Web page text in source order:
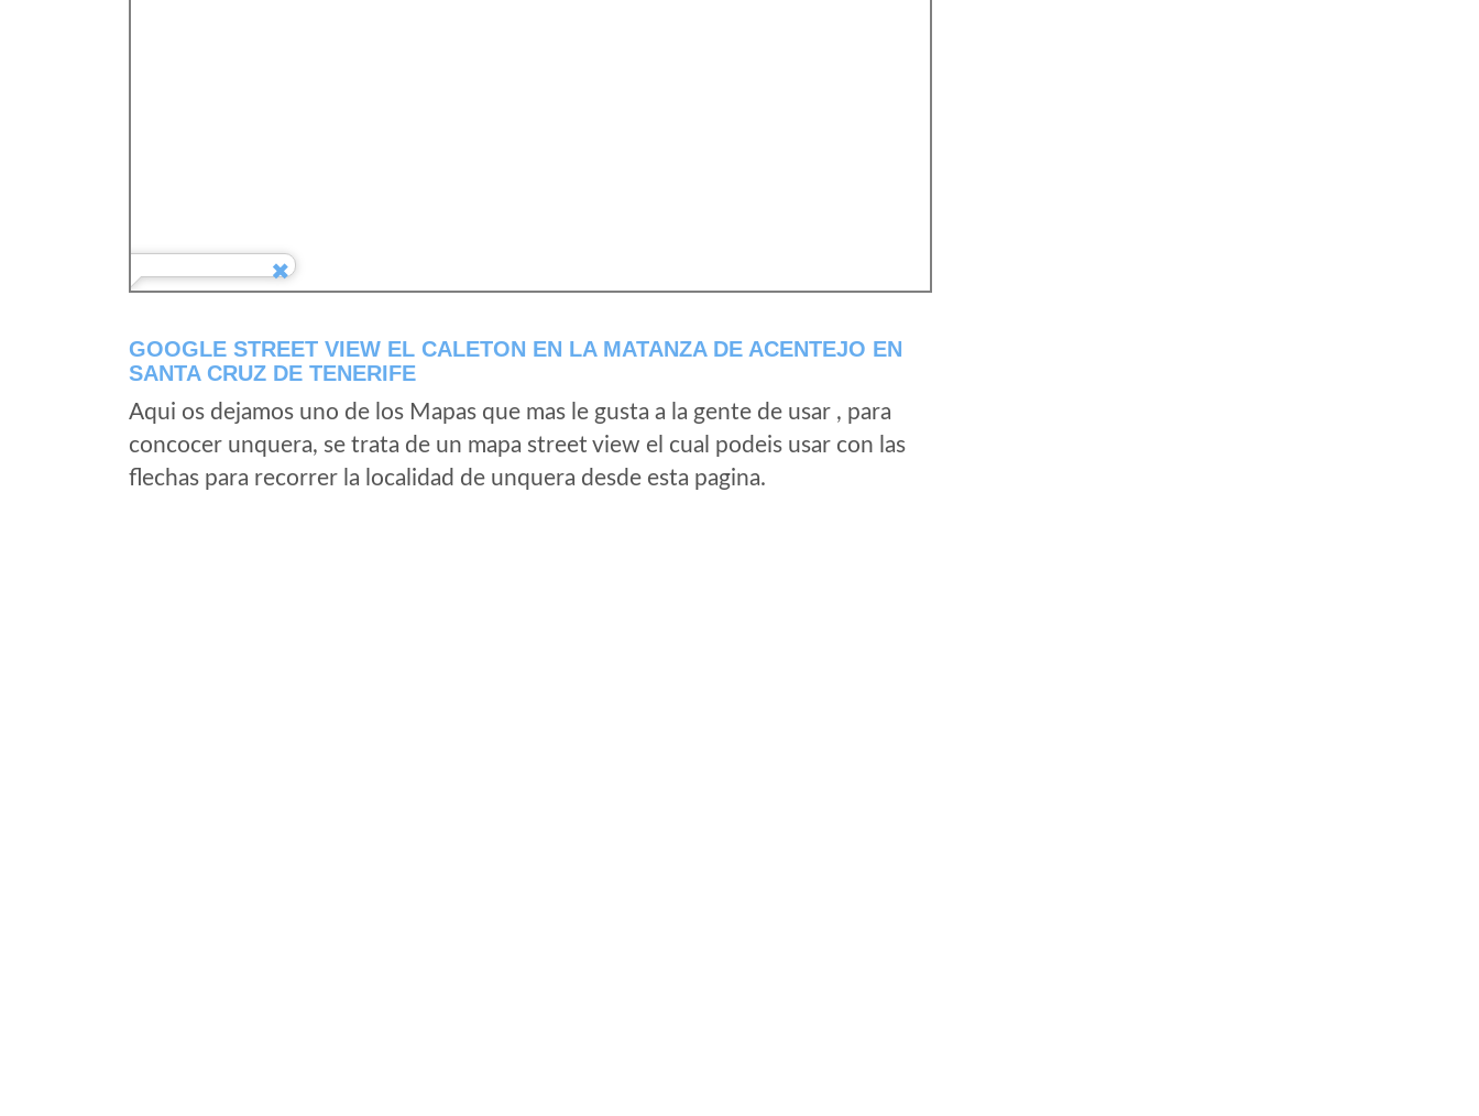
GOOGLE STREET VIEW EL CALETON EN LA MATANZA DE ACENTEJO EN
SANTA CRUZ DE TENERIFE
Aqui os dejamos uno de los Mapas que mas le gusta a la gente de usar , para
concocer unquera, se trata de un mapa street view el cual podeis usar con las
flechas para recorrer la localidad de unquera desde esta pagina.